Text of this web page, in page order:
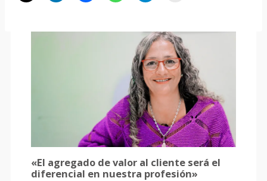
«El agregado de valor al cliente será el
diferencial en nuestra profesión»